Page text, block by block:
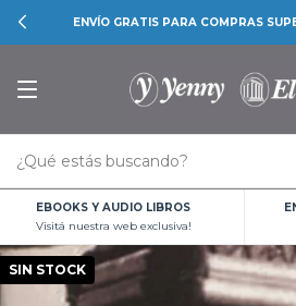
ENVÍO GRATIS PARA COMPRAS
EBOOKS Y AUDIO LIBROS
Visitá nuestra web exclusiva!
SIN STOCK